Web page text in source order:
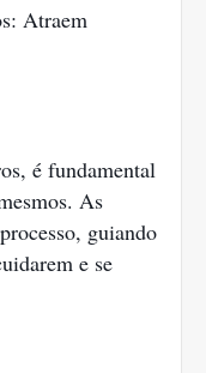
Atraem
é fundamental
As
guiando
e se